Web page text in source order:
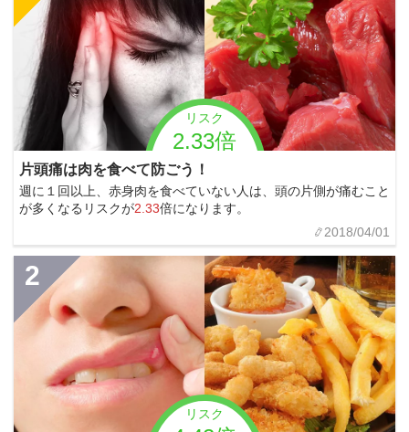
リスク
2.33倍
片頭痛は肉を食べて防ごう！
週に１回以上、赤身肉を食べていない人は、頭の片側が痛むこと
が多くなるリスクが2.33倍になります。
2018/04/01
リスク
2